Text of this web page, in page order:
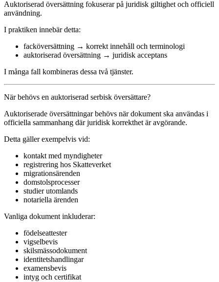
Auktoriserad översättning fokuserar på juridisk giltighet och officiell
användning.
I praktiken innebär detta:
facköversättning → korrekt innehåll och terminologi
auktoriserad översättning → juridisk acceptans
I många fall kombineras dessa två tjänster.
När behövs en auktoriserad serbisk översättare?
Auktoriserade översättningar behövs när dokument ska användas i
officiella sammanhang där juridisk korrekthet är avgörande.
Detta gäller exempelvis vid:
kontakt med myndigheter
registrering hos Skatteverket
migrationsärenden
domstolsprocesser
studier utomlands
notariella ärenden
Vanliga dokument inkluderar:
födelseattester
vigselbevis
skilsmässodokument
identitetshandlingar
examensbevis
intyg och certifikat